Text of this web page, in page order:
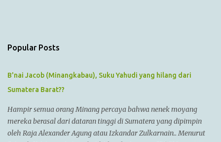
s
Popular Posts
B'nai Jacob (Minangkabau), Suku Yahudi yang hilang dari
Sumatera Barat??
Hampir semua orang Minang percaya bahwa nenek moyang
mereka berasal dari dataran tinggi di Sumatera yang dipimpin
oleh Raja Alexander Agung atau Izkandar Zulkarnain.. Menurut